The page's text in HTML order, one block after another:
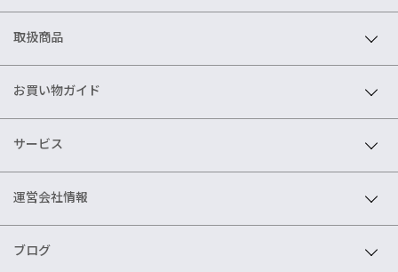
取扱商品
お買い物ガイド
サービス
運営会社情報
ブログ